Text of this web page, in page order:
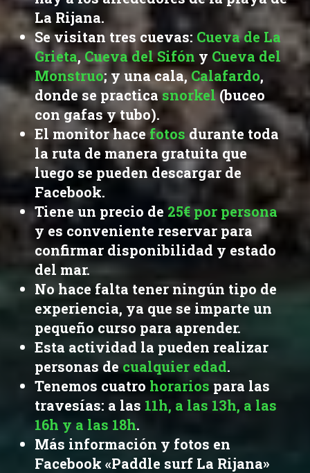
La Rijana.
Se visitan tres cuevas: Cueva de La
Grieta,Cueva del Sifón y Cueva del
Monstruo; y una cala,Calafardo,
donde se practicasnorkel(buceo
con gafas y tubo).
El monitor hacefotos durante toda
la ruta de manera gratuita que
luego se pueden descargar de
Facebook.
Tiene un precio de 25€ por persona
y es conveniente reservar para
confirmar disponibilidad y estado
del mar.
No hace falta tener ningún tipo de
experiencia, ya que se imparte un
pequeño curso para aprender.
Esta actividad la pueden realizar
personas decualquier edad.
Tenemos cuatro horarios para las
travesías: a las 11h, a las 13h, a las
16h y a las 18h.
Más información y fotos en
Facebook «Paddle surf La Rijana»